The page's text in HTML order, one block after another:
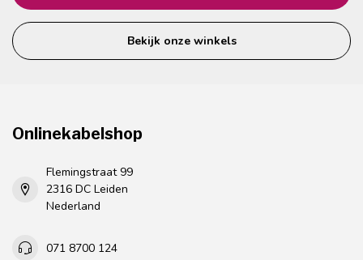
Bekijk onze winkels
Onlinekabelshop
Flemingstraat 99
2316 DC Leiden
Nederland
071 8700 124